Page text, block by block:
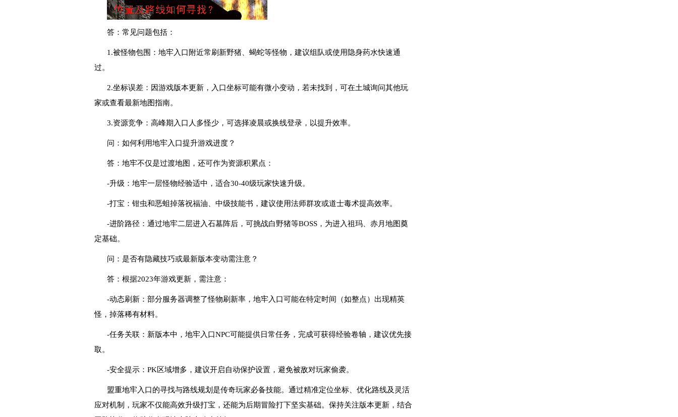
答：常见问题包括：
1.被怪物包围：地牢入口附近常刷新野猪、蝎蛇等怪物，建议组队或使用隐身药水快速通
过。
2.坐标误差：因游戏版本更新，入口坐标可能有微小变动，若未找到，可在土城询问其他玩
家或查看最新地图指南。
3.资源竞争：高峰期入口人多怪少，可选择凌晨或换线登录，以提升效率。
问：如何利用地牢入口提升游戏进度？
答：地牢不仅是过渡地图，还可作为资源积累点：
-升级：地牢一层怪物经验适中，适合30-40级玩家快速升级。
-打宝：钳虫和恶蛆掉落祝福油、中级技能书，建议使用法师群攻或道士毒术提高效率。
-进阶路径：通过地牢二层进入石墓阵后，可挑战白野猪等BOSS，为进入祖玛、赤月地图奠
定基础。
问：是否有隐藏技巧或最新版本变动需注意？
答：根据2023年游戏更新，需注意：
-动态刷新：部分服务器调整了怪物刷新率，地牢入口可能在特定时间（如整点）出现精英
怪，掉落稀有材料。
-任务关联：新版本中，地牢入口NPC可能提供日常任务，完成可获得经验卷轴，建议优先接
取。
-安全提示：PK区域增多，建议开启自动保护设置，避免被敌对玩家偷袭。
盟重地牢入口的寻找与路线规划是传奇玩家必备技能。通过精准定位坐标、优化路线及灵活
应对机制，玩家不仅能高效升级打宝，还能为后期冒险打下坚实基础。保持关注版本更新，结合